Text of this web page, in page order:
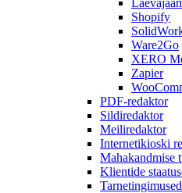
Shopify
Ware2Go
XERO
Zapier
PDF-redaktor
Sildiredaktor
Meiliredaktor
Internetikioski
Mahakandmise
Klientide
Tarnetingimused